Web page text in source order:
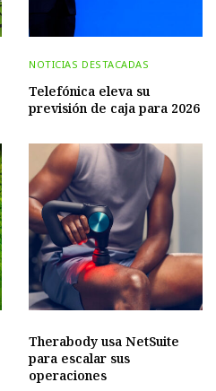
NOTICIAS DESTACADAS
Telefónica eleva su
previsión de caja para 2026
Therabody usa NetSuite
para escalar sus
operaciones